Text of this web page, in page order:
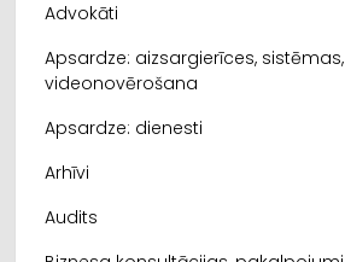
Advokāti
Apsardze: aizsargierīces, sistēmas,
videonovērošana
Apsardze: dienesti
Arhīvi
Audits